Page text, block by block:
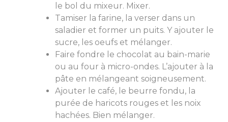
le bol du mixeur. Mixer.
Tamiser la farine, la verser dans un
saladier et former un puits. Y ajouter le
sucre, les oeufs et mélanger.
Faire fondre le chocolat au bain-marie
ou au four à micro-ondes. L’ajouter à la
pâte en mélangeant soigneusement.
Ajouter le café, le beurre fondu, la
purée de haricots rouges et les noix
hachées. Bien mélanger.